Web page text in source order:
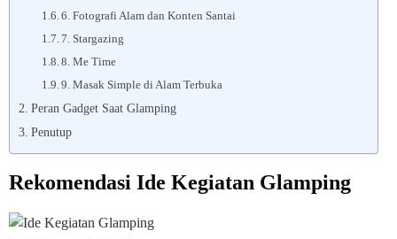
6. Fotografi Alam dan Konten Santai
7. Stargazing
8. Me Time
9. Masak Simple di Alam Terbuka
Peran Gadget Saat Glamping
Penutup
Rekomendasi Ide Kegiatan Glamping